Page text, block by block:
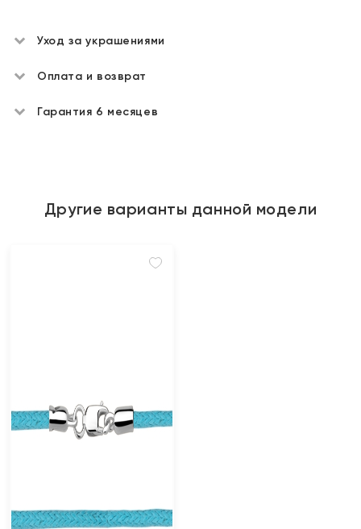
Уход за украшениями
Оплата и возврат
Гарантия 6 месяцев
Другие варианты данной модели